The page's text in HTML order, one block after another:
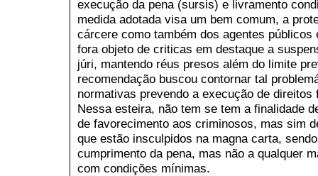
execução da pena (sursis) e livramento
medida adotada visa um bem comum, a
cárcere como também dos agentes
fora objeto de criticas em destaque a
júri, mantendo réus presos além do limite
recomendação buscou contornar tal
normativas prevendo a execução de
Nessa esteira, não tem se tem a finalidade
de favorecimento aos criminosos, mas sim
que estão insculpidos na magna carta,
cumprimento da pena, mas não a qualquer
com condições mínimas.